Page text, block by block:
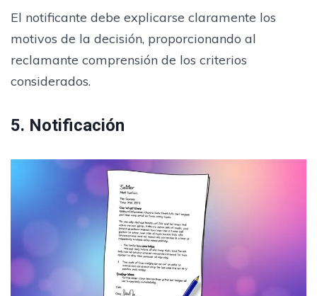
El notificante debe explicarse claramente los
motivos de la decisión, proporcionando al
reclamante comprensión de los criterios
considerados.
5. Notificación